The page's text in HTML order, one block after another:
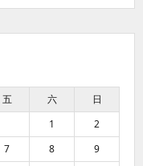
五 六
日
1
2
7 8
9